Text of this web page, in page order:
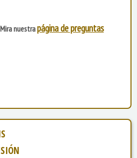
nuestrapágina de preguntas